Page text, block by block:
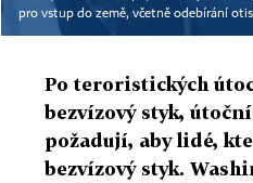
pro vstup do země, včetně odebírání
Po teroristických
bezvízový styk,
požadují, aby lidé,
bezvízový styk.